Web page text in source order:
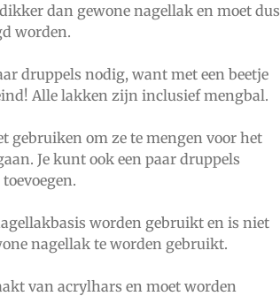
dan gewone nagellak en moet dus
worden.
druppels nodig, want met een beetje
Alle lakken zijn inclusief mengbal.
gebruiken om ze te mengen voor het
Je kunt ook een paar druppels
worden gebruikt en is niet
nagellak te worden gebruikt.
van acrylhars en moet worden